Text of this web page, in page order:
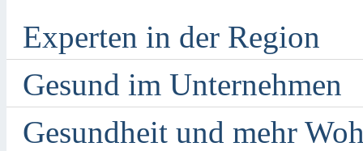
Experten in der Region
Gesund im Unternehmen
Gesundheit und mehr